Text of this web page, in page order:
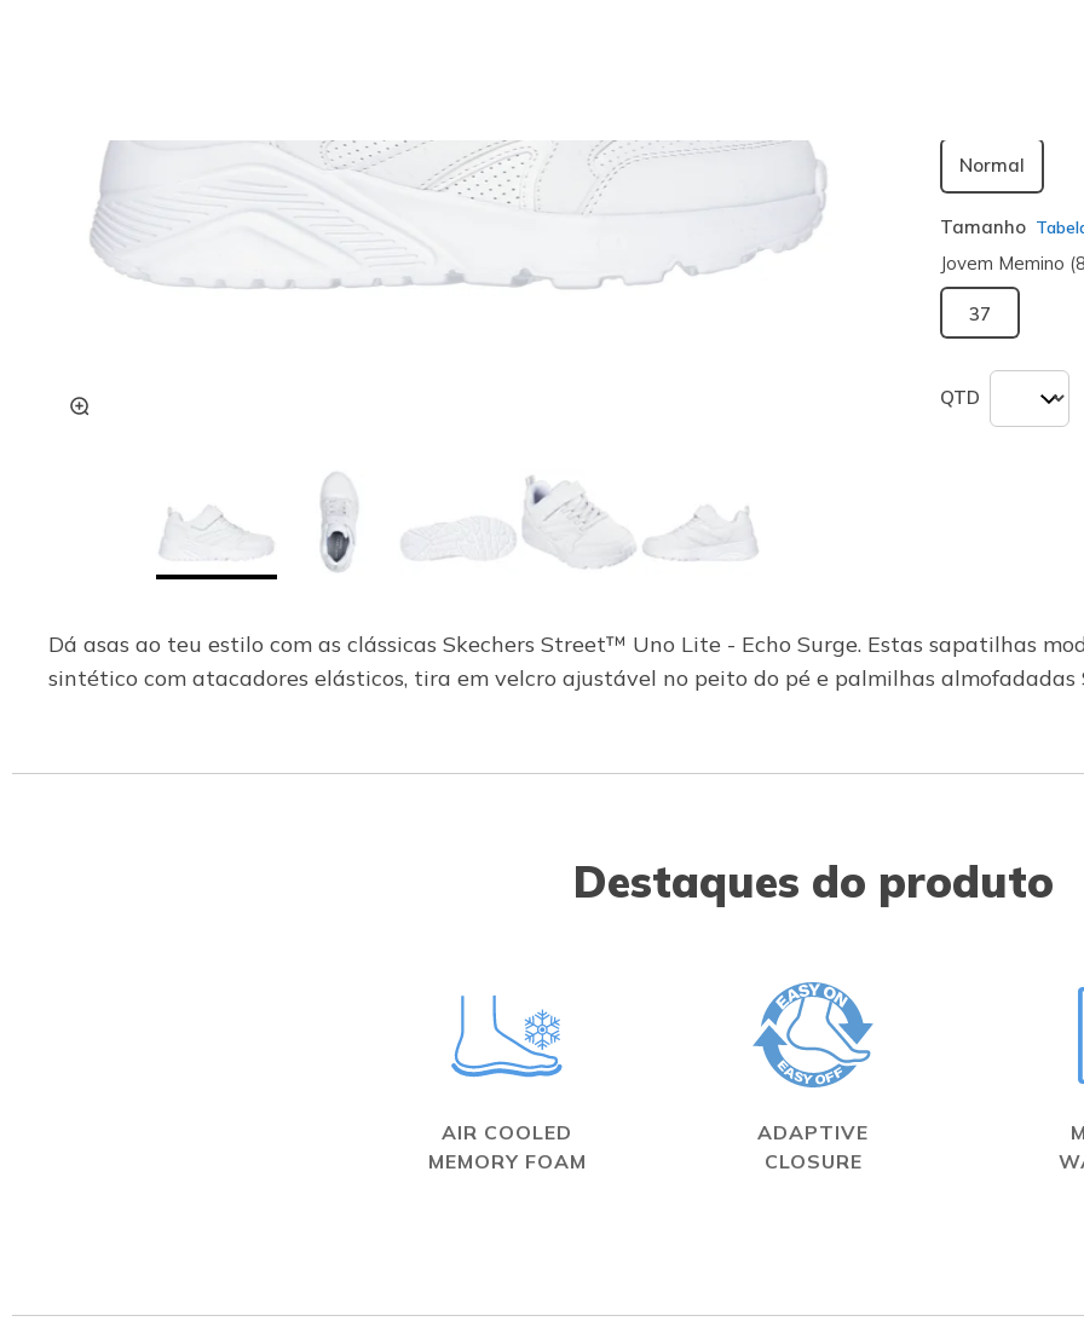
Normal
Tamanho
Jovem Memino
37
QTD
Dá asas ao teu estilo com as clássicas Skechers Street™ Uno Lite - Echo Surge. Estas sapatilhas
sintético com atacadores elásticos, tira em velcro ajustável no peito do pé e palmilhas almofadadas
Destaques do produto
AIR COOLED
MEMORY FOAM
ADAPTIVE
CLOSURE